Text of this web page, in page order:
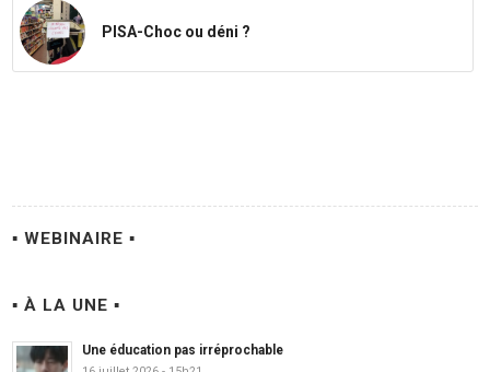
PISA-Choc ou déni ?
▪ WEBINAIRE ▪
▪ À LA UNE ▪
Une éducation pas irréprochable